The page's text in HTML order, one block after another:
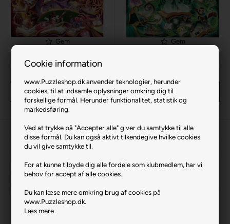
Cookie information
www.Puzzleshop.dk anvender teknologier, herunder
cookies, til at indsamle oplysninger omkring dig til
forskellige formål. Herunder funktionalitet, statistik og
markedsføring.
Ved at trykke på "Accepter alle" giver du samtykke til alle
disse formål. Du kan også aktivt tilkendegive hvilke cookies
du vil give samtykke til.
For at kunne tilbyde dig alle fordele som klubmedlem, har vi
behov for accept af alle cookies.
Du kan læse mere omkring brug af cookies på
www.Puzzleshop.dk.
Læs mere
Gem
Glimmers of the Realm: Ruby
(Disney Lorcana)
1000 br. Ravensburger
125,00 DKK
Køb
20 stk på lager
Gem
125,00 DKK
på lager
Gem
Glimmers of the Realm:
Amethyst (Disney Lorcana)